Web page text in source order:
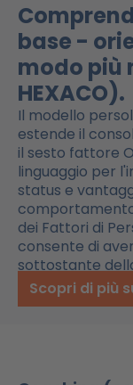
base -
modo più
HEXACO).
Il modello
estende il
il sesto fattore
linguaggio per
status e
dei Fattori di
consente di
sottostante
Scopri di più